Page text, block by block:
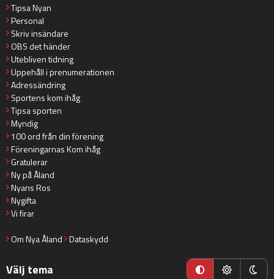
Tipsa Nyan
Personal
Skriv insändare
OBS det händer
Utebliven tidning
Uppehåll i prenumerationen
Adressändring
Sportens kom ihåg
Tipsa sporten
Myndig
100 ord från din förening
Föreningarnas Kom ihåg
Gratulerar
Ny på Åland
Nyans Ros
Nygifta
Vi firar
Om Nya Åland Dataskydd
Välj tema